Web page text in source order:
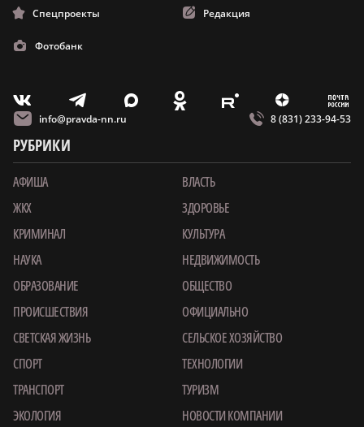
Спецпроекты Редакция
Фотобанк
V T X O E Z m
info@pravda-nn.ru 8 (831) 233-94-53
РУБРИКИ
АФИША
ВЛАСТЬ
ЖКХ
ЗДОРОВЬЕ
КРИМИНАЛ
КУЛЬТУРА
НАУКА
НЕДВИЖИМОСТЬ
ОБРАЗОВАНИЕ
ОБЩЕСТВО
ПРОИСШЕСТВИЯ
ОФИЦИАЛЬНО
СВЕТСКАЯ ЖИЗНЬ
СЕЛЬСКОЕ ХОЗЯЙСТВО
СПОРТ
ТЕХНОЛОГИИ
ТРАНСПОРТ
ТУРИЗМ
ЭКОЛОГИЯ
НОВОСТИ КОМПАНИИ